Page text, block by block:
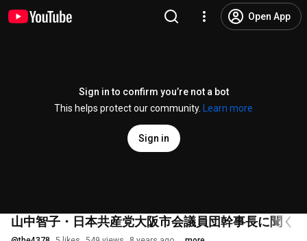
Open App
Sign in to confirm you’re not a bot
This helps protect our community.
Learn more
Sign in
山中智子・日本共産党大阪市会議員団幹事長に聞く